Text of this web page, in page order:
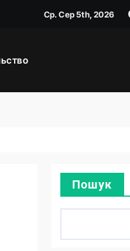
Ср. Сер 5th, 2026
Пошук